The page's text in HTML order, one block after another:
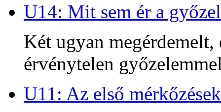
U14: Mit sem ér a
Két ugyan
érvénytelen
U11: Az első mérkőzések